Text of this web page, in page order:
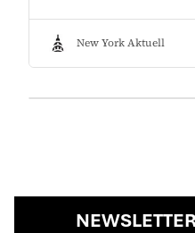
New York Aktuell